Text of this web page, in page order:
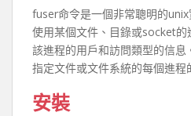
fuser命令是一個非常聰明的
使用某個文件、目錄或socket
該進程的用戶和訪問類型的信
指定文件或文件系統的每個進程
安裝